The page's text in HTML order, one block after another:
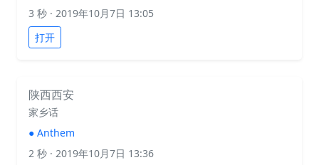
3 秒 · 2019年10月7日 13:05
打开
陕西西安
家乡话
● Anthem
2 秒 · 2019年10月7日 13:36